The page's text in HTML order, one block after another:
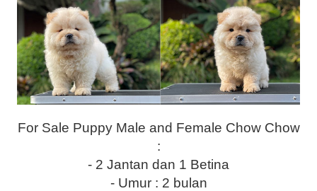
For Sale Puppy Male and Female Chow Chow
:
- 2 Jantan dan 1 Betina
- Umur : 2 bulan